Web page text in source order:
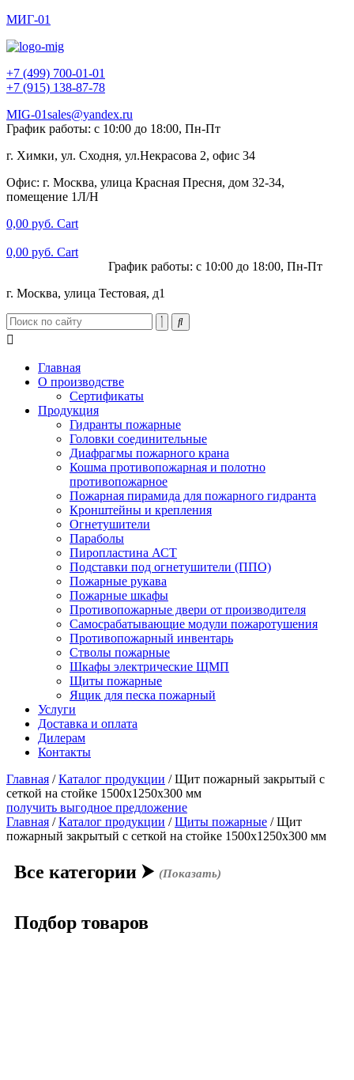
МИГ-01
+7 (499) 700-01-01
+7 (915) 138-87-78
MIG-01sales@yandex.ru
График работы: с 10:00 до 18:00, Пн-Пт
г. Химки, ул. Сходня, ул.Некрасова 2, офис 34
Офис: г. Москва, улица Красная Пресня, дом 32-34,
помещение 1Л/Н
0,00 руб. Cart
0,00 руб. Cart
График работы: с 10:00 до 18:00, Пн-Пт
г. Москва, улица Тестовая, д1
Главная
О производстве
Сертификаты
Продукция
Гидранты пожарные
Головки соединительные
Диафрагмы пожарного крана
Кошма противопожарная и полотно
противопожарное
Пожарная пирамида для пожарного гидранта
Кронштейны и крепления
Огнетушители
Параболы
Пиропластина АСТ
Подставки под огнетушители (ППО)
Пожарные рукава
Пожарные шкафы
Противопожарные двери от производителя
Самосрабатывающие модули пожаротушения
Противопожарный инвентарь
Стволы пожарные
Шкафы электрические ЩМП
Щиты пожарные
Ящик для песка пожарный
Услуги
Доставка и оплата
Дилерам
Контакты
Главная /Каталог продукции /Щит пожарный закрытый с
сеткой на стойке 1500х1250х300 мм
получить выгодное предложение
Главная /Каталог продукции /Щиты пожарные / Щит
пожарный закрытый с сеткой на стойке 1500х1250х300 мм
Все категории ⮞ (Показать)
Подбор товаров